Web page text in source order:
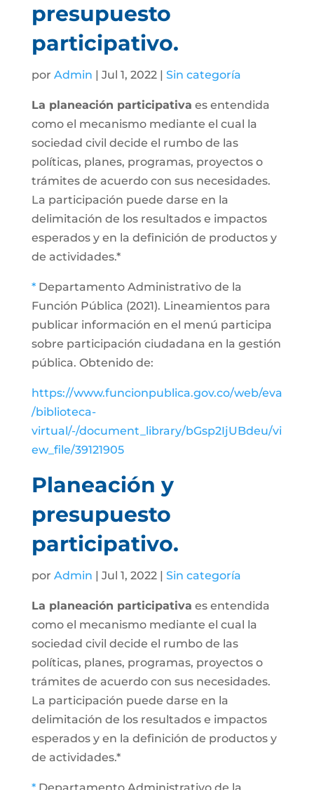
presupuesto
participativo.
por Admin | Jul 1, 2022 | Sin categoría
La planeación participativa es entendida
como el mecanismo mediante el cual la
sociedad civil decide el rumbo de las
políticas, planes, programas, proyectos o
trámites de acuerdo con sus necesidades.
La participación puede darse en la
delimitación de los resultados e impactos
esperados y en la definición de productos y
de actividades.*
* Departamento Administrativo de la
Función Pública (2021). Lineamientos para
publicar información en el menú participa
sobre participación ciudadana en la gestión
pública. Obtenido de:
https://www.funcionpublica.gov.co/web/eva
/biblioteca-
virtual/-/document_library/bGsp2IjUBdeu/vi
ew_file/39121905
Planeación y
presupuesto
participativo.
por Admin | Jul 1, 2022 | Sin categoría
La planeación participativa es entendida
como el mecanismo mediante el cual la
sociedad civil decide el rumbo de las
políticas, planes, programas, proyectos o
trámites de acuerdo con sus necesidades.
La participación puede darse en la
delimitación de los resultados e impactos
esperados y en la definición de productos y
de actividades.*